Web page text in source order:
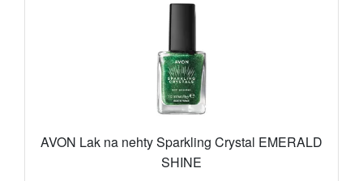
AVON Lak na nehty Sparkling Crystal EMERALD
SHINE